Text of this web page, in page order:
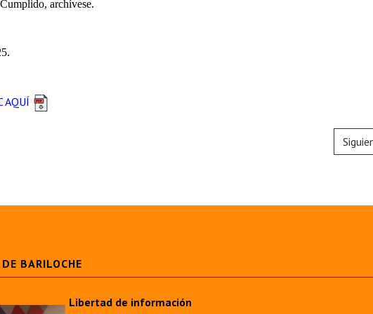
archívese.
AQUÍ
BARILOCHE
Libertad de información